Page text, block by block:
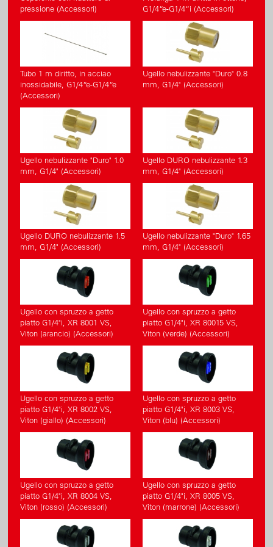
pressione (Accessori)
G1/4“e-G1/4“i (Accessori)
Tubo 1 m diritto, in acciao
inossidabile, G1/4“e-G1/4“e
(Accessori)
Ugello nebulizzante "Duro" 0.8
mm, G1/4" (Accessori)
Ugello nebulizzante "Duro" 1.0
mm, G1/4" (Accessori)
Ugello DURO nebulizzante 1.3
mm, G1/4" (Accessori)
Ugello DURO nebulizzante 1.5
mm, G1/4" (Accessori)
Ugello nebulizzante "Duro" 1.65
mm, G1/4" (Accessori)
Ugello con spruzzo a getto
piatto G1/4"i, XR 8001 VS,
Viton (arancio) (Accessori)
Ugello con spruzzo a getto
piatto G1/4"i, XR 80015 VS,
Viton (verde) (Accessori)
Ugello con spruzzo a getto
piatto G1/4"i, XR 8002 VS,
Viton (giallo) (Accessori)
Ugello con spruzzo a getto
piatto G1/4"i, XR 8003 VS,
Viton (blu) (Accessori)
Ugello con spruzzo a getto
piatto G1/4"i, XR 8004 VS,
Viton (rosso) (Accessori)
Ugello con spruzzo a getto
piatto G1/4"i, XR 8005 VS,
Viton (marrone) (Accessori)